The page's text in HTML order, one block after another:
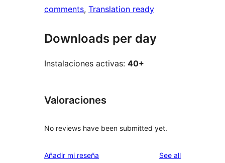
comments, Translation ready
Downloads per day
Instalaciones activas: 40+
Valoraciones
No reviews have been submitted yet.
Añadir mi reseña See allreviews